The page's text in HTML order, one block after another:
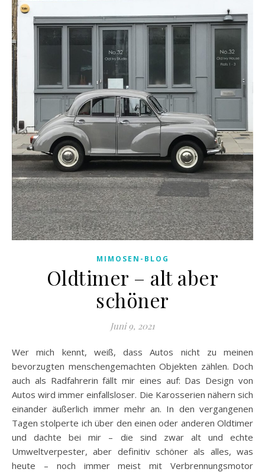
MIMOSEN-BLOG
Oldtimer – alt aber
schöner
Juni 9, 2021
Wer mich kennt, weiß, dass Autos nicht zu meinen
bevorzugten menschengemachten Objekten zählen. Doch
auch als Radfahrerin fällt mir eines auf: Das Design von
Autos wird immer einfallsloser. Die Karosserien nähern sich
einander äußerlich immer mehr an. In den vergangenen
Tagen stolperte ich über den einen oder anderen Oldtimer
und dachte bei mir – die sind zwar alt und echte
Umweltverpester, aber definitiv schöner als alles, was
heute – noch immer meist mit Verbrennungsmotor